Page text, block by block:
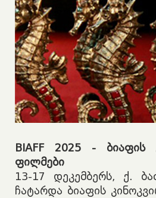
BIAFF 2025 - ბიაფის
ფილმები
13-17 დეკემბერს, ქ.
ჩატარდა ბიაფის